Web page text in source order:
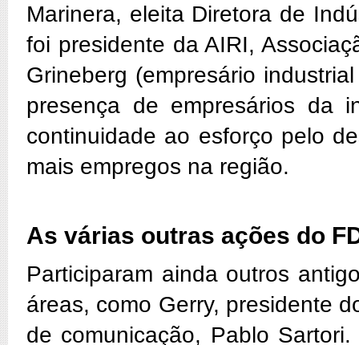
Marinera, eleita Diretora de
foi presidente da AIRI,
Grineberg (empresário
presença de empresários da
continuidade ao esforço pelo
mais empregos na região.
As várias outras ações do
Participaram ainda outros
áreas, como Gerry, presidente
de comunicação, Pablo